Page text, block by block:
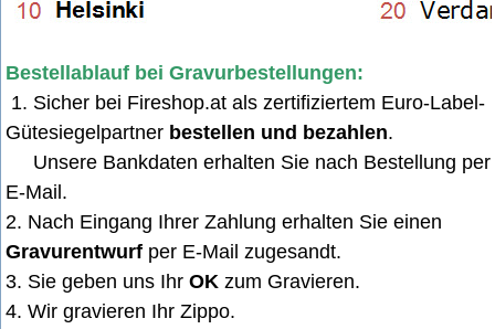
Bestellablauf bei Gravurbestellungen:
1. Sicher bei Fireshop.at als zertifiziertem Euro-Label-
Gütesiegelpartner bestellen und bezahlen.
Unsere Bankdaten erhalten Sie nach Bestellung per
E-Mail .
2. Nach Eingang Ihrer Zahlung erhalten Sie einen
Gravurentwurf per E-Mail zugesandt.
3. Sie geben uns IhrOK zum Gravieren.
4. Wir gravieren Ihr Zippo.